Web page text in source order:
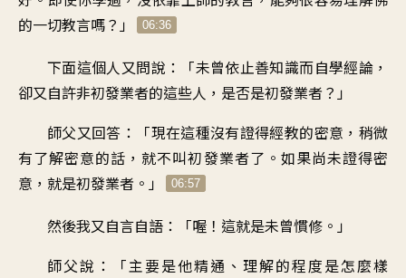
的一切教言嗎？」 06:36
下面這個人又問說 ：「未曾依止善知識而自學經論 ，
卻又自許非初發業者的這些人 ， 是否是初發業者 ？」
師父又回答 ：「現在這種沒有證得經教的密意 ， 稍微
有了解密意的話 ，就不叫初發業者了 。 如果尚未證得密
意 ， 就是初發業者 。」 06:57
然後我又自言自語 ：「喔！這就是未曾慣修 。」
師父說 ：「主要是他精通、理解的程度是怎麼樣